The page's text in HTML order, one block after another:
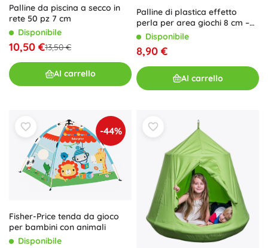
Palline da piscina a secco in
rete 50 pz 7 cm
Disponibile
10,50 €13,50 €
Al carrello
Palline di plastica effetto
perla per area giochi 8 cm –
set da 40 pezzi
Disponibile
8,90 €
Al carrello
-44%
Fisher-Price tenda da gioco
per bambini con animali
Disponibile